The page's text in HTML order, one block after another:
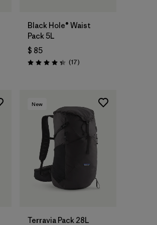
Black Hole® Waist
Pack 5L
$ 85
Valoración: 4.4 / 5
(17Comentarios
)
New
Terravia Pack 28L